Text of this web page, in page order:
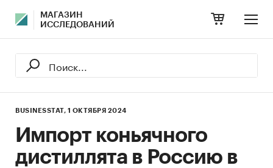
МАГАЗИН
ИССЛЕДОВАНИЙ
BUSINESSTAT, 1 ОКТЯБРЯ 2024
Импорт коньячного
дистиллята в Россию в